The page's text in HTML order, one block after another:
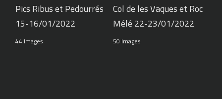
Pics Ribus et Pedourrés
15-16/01/2022
44 Images
Col de les Vaques et Roc
Mélé 22-23/01/2022
50 Images